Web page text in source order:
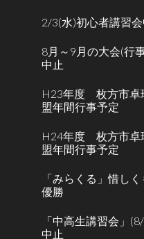
2/3(水)初心者講習会
8月～9月の大会(行
中止
H23年度 枚方市卓
盟年間行事予定
H24年度 枚方市卓
盟年間行事予定
「みらくる」惜し
優勝
「中高生講習会」
中止